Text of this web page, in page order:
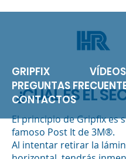
¿CUÁL ES EL
​​El principio de Gripfix es
famoso Post It de 3M®.
Al intentar retirar la
GRIPFIX
VÍDEOS
PREGUNTAS
CONTACTOS